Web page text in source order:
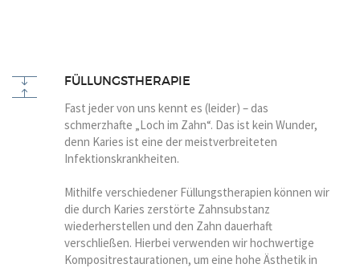
FÜLLUNGSTHERAPIE
Fast jeder von uns kennt es (leider) – das
schmerzhafte „Loch im Zahn“. Das ist kein Wunder,
denn Karies ist eine der meistverbreiteten
Infektionskrankheiten.
Mithilfe verschiedener Füllungstherapien können wir
die durch Karies zerstörte Zahnsubstanz
wiederherstellen und den Zahn dauerhaft
verschließen. Hierbei verwenden wir hochwertige
Kompositrestaurationen, um eine hohe Ästhetik in